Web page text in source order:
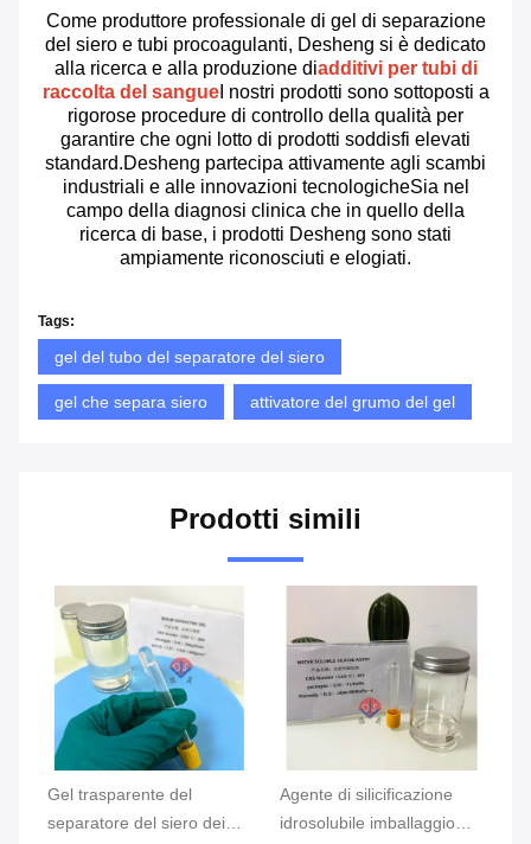
Come produttore professionale di gel di separazione
del siero e tubi procoagulanti, Desheng si è dedicato
alla ricerca e alla produzione diadditivi per tubi di
raccolta del sangueI nostri prodotti sono sottoposti a
rigorose procedure di controllo della qualità per
garantire che ogni lotto di prodotti soddisfi elevati
standard.Desheng partecipa attivamente agli scambi
industriali e alle innovazioni tecnologicheSia nel
campo della diagnosi clinica che in quello della
ricerca di base, i prodotti Desheng sono stati
ampiamente riconosciuti e elogiati.
Tags:
gel del tubo del separatore del siero
gel che separa siero attivatore del grumo del gel
Prodotti simili
Gel trasparente del
separatore del siero dei
Agente di silicificazione
idrosolubile imballaggio